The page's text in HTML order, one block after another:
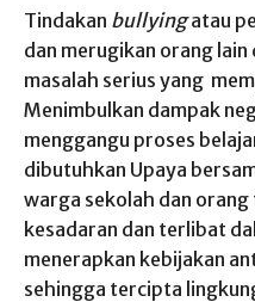
Tindakan bullyingatau
dan merugikan orang
masalah serius yang
Menimbulkan dampak
menggangu proses
dibutuhkan Upaya
warga sekolah dan
kesadaran dan terlibat
menerapkan kebijakan
sehingga tercipta